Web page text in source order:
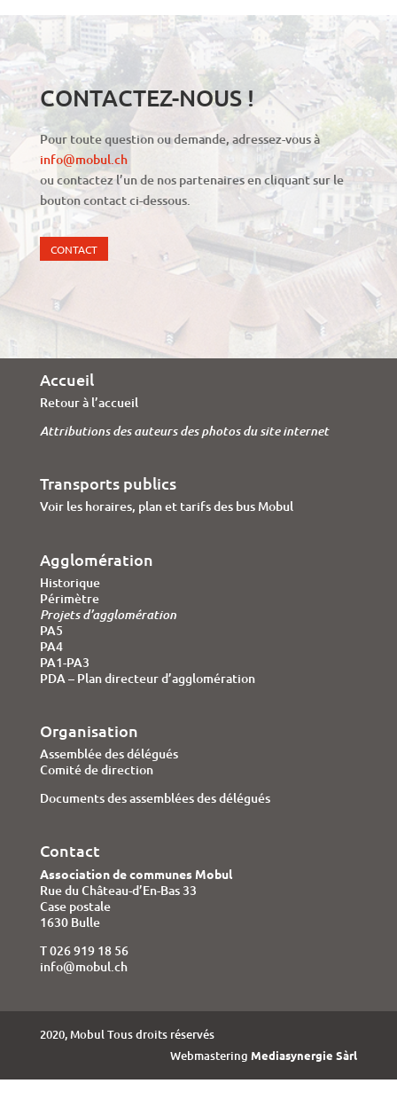
CONTACTEZ-NOUS !
Pour toute question ou demande, adressez-vous à
info@mobul.ch
ou contactez l’un de nos partenaires en cliquant sur le
bouton contact ci-dessous.
CONTACT
Accueil
Retour à l’accueil
Attributions des auteurs des photos du site internet
Transports publics
Voir les horaires, plan et tarifs des bus Mobul
Agglomération
Historique
Périmètre
Projets d’agglomération
PA5
PA4
PA1-PA3
PDA – Plan directeur d’agglomération
Organisation
Assemblée des délégués
Comité de direction
Documents des assemblées des délégués
Contact
Association de communes Mobul
Rue du Château-d’En-Bas 33
Case postale
1630 Bulle
T 026 919 18 56
info@mobul.ch
2020, Mobul Tous droits réservés
WebmasteringMediasynergie Sàrl